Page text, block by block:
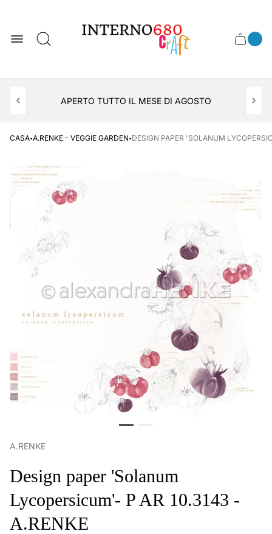
del
negozio
Cassetto
APERTO TUTTO IL MESE DI AGOSTO
CASA·A.RENKE - VEGGIE GARDEN·DESIGN PAPER 'SOLANUM
A.RENKE
Design paper 'Solanum
Lycopersicum'- P AR 10.3143 -
A.RENKE